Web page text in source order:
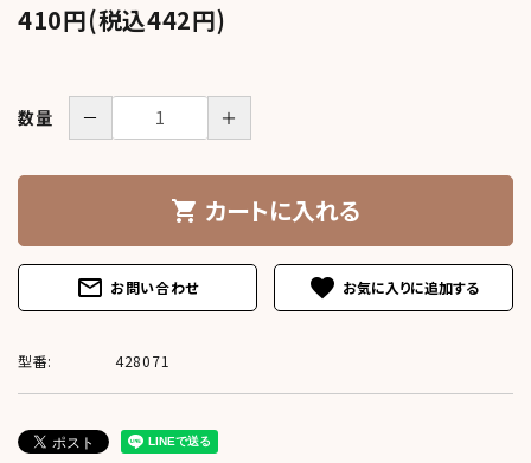
410円(税込442円)
数量 － ＋
shopping_cart カートに入れる
mail_outline お問い合わせ favorite
型番: 428071